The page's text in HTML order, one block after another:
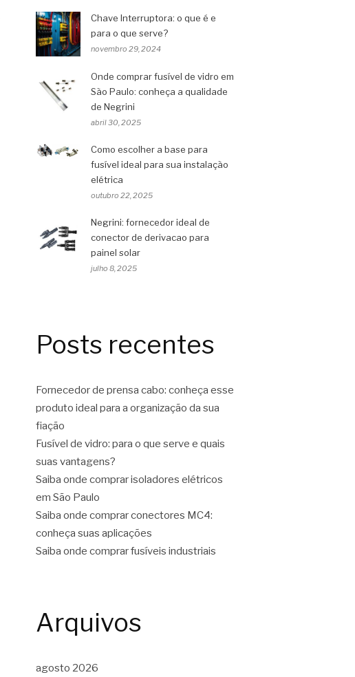
Chave Interruptora: o que é e
para o que serve?
novembro 29, 2024
Onde comprar fusível de vidro em
São Paulo: conheça a qualidade
de Negrini
abril 30, 2025
Como escolher a base para
fusível ideal para sua instalação
elétrica
outubro 22, 2025
Negrini: fornecedor ideal de
conector de derivacao para
painel solar
julho 8, 2025
Posts recentes
Fornecedor de prensa cabo: conheça esse
produto ideal para a organização da sua
fiação
Fusível de vidro: para o que serve e quais
suas vantagens?
Saiba onde comprar isoladores elétricos
em São Paulo
Saiba onde comprar conectores MC4:
conheça suas aplicações
Saiba onde comprar fusíveis industriais
Arquivos
agosto 2026